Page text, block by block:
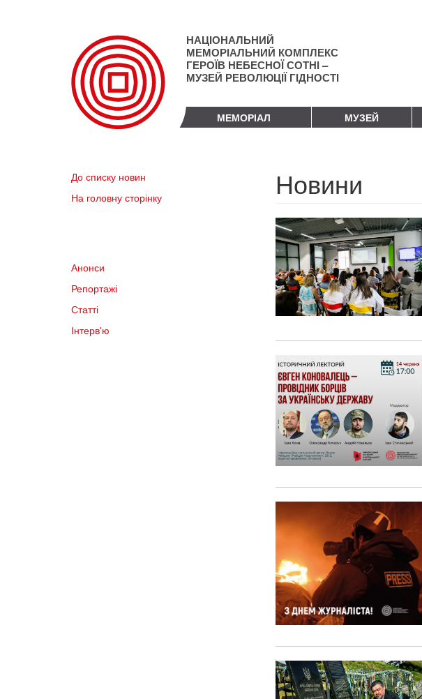
НАЦІОНАЛЬНИЙ
МЕМОРІАЛЬНИЙ КОМПЛЕКС
ГЕРОЇВ НЕБЕСНОЇ СОТНІ –
МУЗЕЙ РЕВОЛЮЦІЇ ГІДНОСТІ
МЕМОРІАЛ МУЗЕЙ
До списку новин
На головну сторінку
Анонси
Репортажі
Статті
Інтерв'ю
Новини